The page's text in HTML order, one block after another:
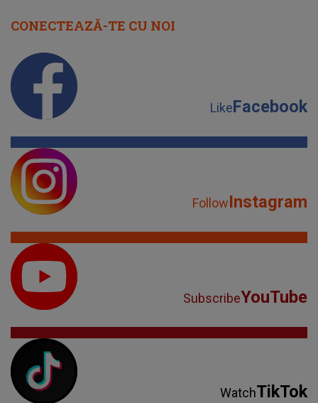
CONECTEAZĂ-TE CU NOI
LikeFacebook
FollowInstagram
SubscribeYouTube
WatchTikTok